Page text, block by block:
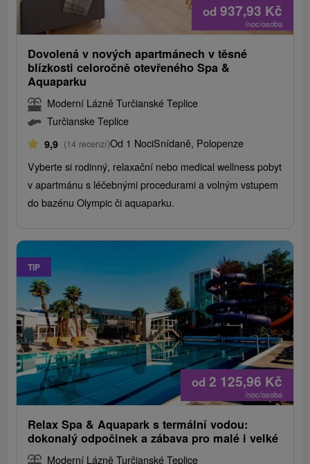
od 937,93 Kč
/noc/osoba
Dovolená v nových apartmánech v těsné
blízkosti celoročně otevřeného Spa &
Aquaparku
Moderní Lázně Turčianské Teplice
Turčianske Teplice
9,9 (14 recenzí)Od 1 NociSnídaně, Polopenze
Vyberte si rodinný, relaxační nebo medical wellness pobyt
v apartmánu s léčebnými procedurami a volným vstupem
do bazénu Olympic či aquaparku.
TIP
od 2 125,96 Kč
/noc/osoba
Relax Spa & Aquapark s termální vodou:
dokonalý odpočinek a zábava pro malé i velké
Moderní Lázně Turčianské Teplice